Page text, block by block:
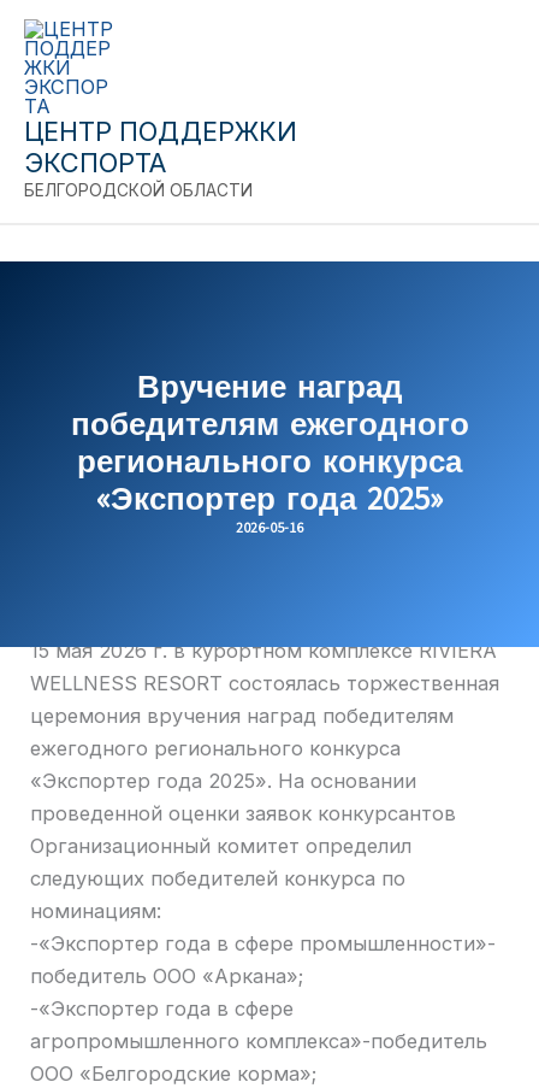
Перейти
содержимому
ЦЕНТР ПОДДЕРЖКИ
ЭКСПОРТА
БЕЛГОРОДСКОЙ ОБЛАСТИ
Вручение наград
победителям ежегодного
регионального конкурса
«Экспортер года 2025»
2026-05-16
15 мая 2026 г. в курортном комплексе RIVIERA
WELLNESS RESORT состоялась торжественная
церемония вручения наград победителям
ежегодного регионального конкурса
«Экспортер года 2025». На основании
проведенной оценки заявок конкурсантов
Организационный комитет определил
следующих победителей конкурса по
номинациям:
-«Экспортер года в сфере промышленности»-
победитель ООО «Аркана»;
-«Экспортер года в сфере
агропромышленного комплекса»-победитель
ООО «Белгородские корма»;